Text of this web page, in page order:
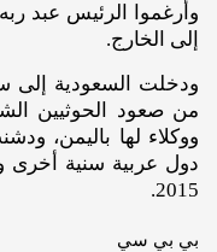
وأرغموا الرئيس عبد
إلى الخارج.
ودخلت السعودية إلى
من صعود الحوثيين
ووكلاء لها باليمن،
دول عربية سنية
2015.
بي بي سي